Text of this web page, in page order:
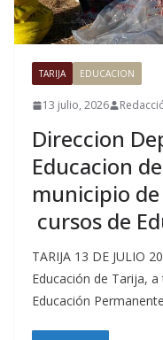
TARIJA EDUCACION
13 julio, 2026
Direccion
Educacion
municipio
cursos de
TARIJA 13 DE JULIO
Educación de Tarija,
Educación